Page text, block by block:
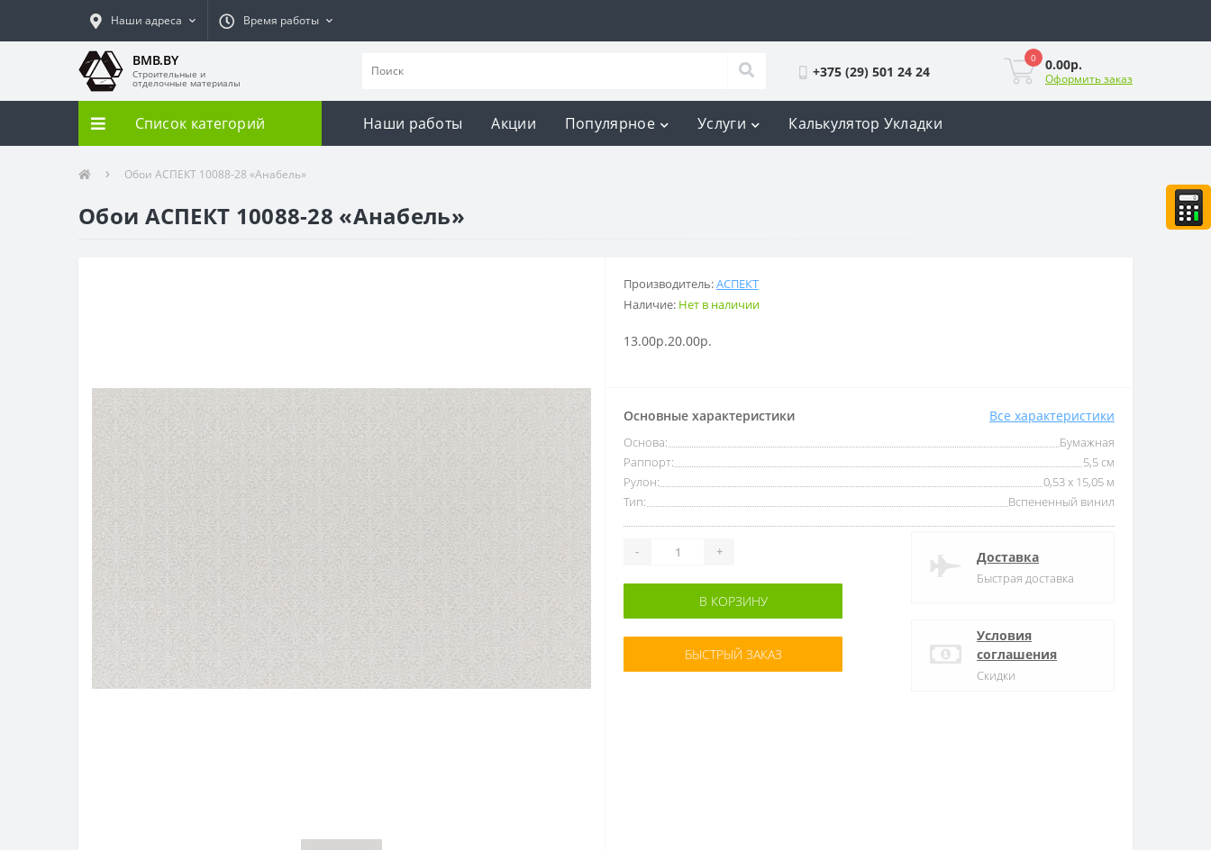
Наши адреса Время работы
BMB.BY
Строительные и
отделочные материалы
+375 (29) 501 24 24
0 0.00р.
Оформить заказ
Список категорий Наши работы Акции Популярное Услуги Калькулятор Укладки
Обои АСПЕКТ 10088-28 «Анабель»
Обои АСПЕКТ 10088-28 «Анабель»
Производитель:АСПЕКТ
Наличие: Нет в наличии
13.00р.20.00р.
Основные характеристики Все характеристики
Основа:
Бумажная
Раппорт:
5,5 см
Рулон:
0,53 x 15,05 м
Тип:
Вспененный винил
- +
В КОРЗИНУ
БЫСТРЫЙ ЗАКАЗ
Доставка
Быстрая доставка
Условия
соглашения
Скидки